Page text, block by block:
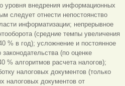
уровня внедрения информационных
следует отнести непостоянство
информатизации; непрерывное
(средние темпы увеличения
% в год); усложнение и постоянное
(по оценке
% алгоритмов расчета налогов);
налоговых документов (только
налоговых документов от